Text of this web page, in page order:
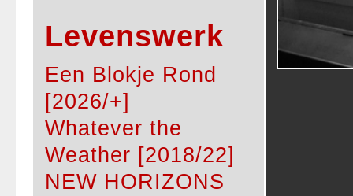
Levenswerk
Een Blokje Rond
[2026/+]
Whatever the
Weather [2018/22]
NEW HORIZONS